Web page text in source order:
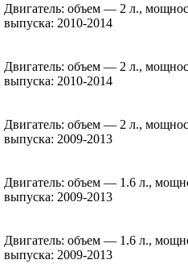
Двигатель: объем — 2 л.,
выпуска: 2010-2014
Двигатель: объем — 2 л.,
выпуска: 2010-2014
Двигатель: объем — 2 л.,
выпуска: 2009-2013
Двигатель: объем — 1.6 л.,
выпуска: 2009-2013
Двигатель: объем — 1.6 л.,
выпуска: 2009-2013